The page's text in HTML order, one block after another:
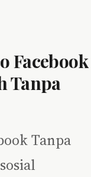
Facebook
Tanpa
Tanpa